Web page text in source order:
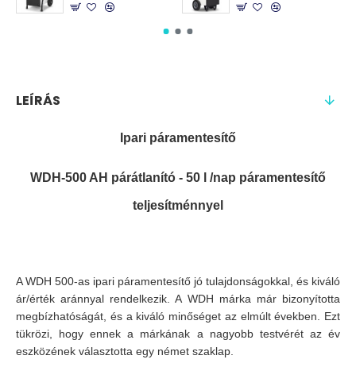
LEÍRÁS
Ipari páramentesítő
WDH-500 AH párátlanító - 50 l /nap páramentesítő
teljesítménnyel
A WDH 500-as ipari páramentesítő jó tulajdonságokkal, és kiváló
ár/érték aránnyal rendelkezik. A WDH márka már bizonyította
megbízhatóságát, és a kiváló minőséget az elmúlt években. Ezt
tükrözi, hogy ennek a márkának a nagyobb testvérét az év
eszközének választotta egy német szaklap.